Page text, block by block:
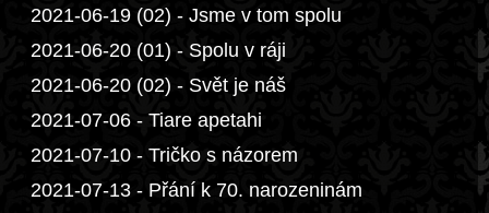
2021-06-19 (02) - Jsme v tom spolu
2021-06-20 (01) - Spolu v ráji
2021-06-20 (02) - Svět je náš
2021-07-06 - Tiare apetahi
2021-07-10 - Tričko s názorem
2021-07-13 - Přání k 70. narozeninám